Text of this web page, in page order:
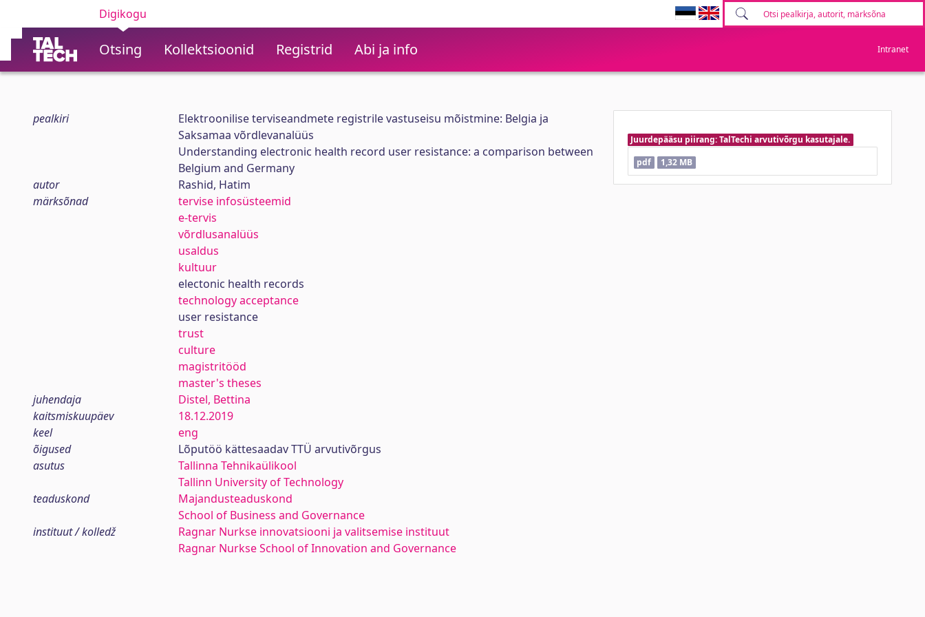
Digikogu
Otsing Kollektsioonid Registrid Abi ja info Intranet
pealkiri
Elektroonilise terviseandmete registrile vastuseisu mõistmine: Belgia ja
Saksamaa võrdlevanalüüs
Understanding electronic health record user resistance: a comparison between
Belgium and Germany
autor
Rashid, Hatim
märksõnad
tervise infosüsteemid
e-tervis
võrdlusanalüüs
usaldus
kultuur
electonic health records
technology acceptance
user resistance
trust
culture
magistritööd
master's theses
juhendaja
Distel, Bettina
kaitsmiskuupäev
18.12.2019
keel
eng
õigused
Lõputöö kättesaadav TTÜ arvutivõrgus
asutus
Tallinna Tehnikaülikool
Tallinn University of Technology
teaduskond
Majandusteaduskond
School of Business and Governance
instituut / kolledž
Ragnar Nurkse innovatsiooni ja valitsemise instituut
Ragnar Nurkse School of Innovation and Governance
Juurdepääsu piirang: TalTechi arvutivõrgu kasutajale.
pdf
1,32 MB